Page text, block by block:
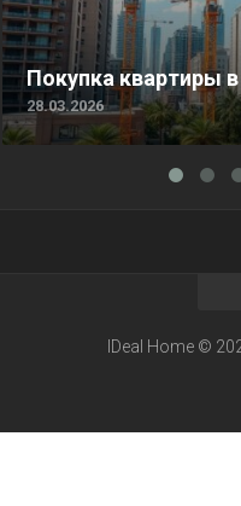
Покупка квартиры
28.03.2026
IDeal Home ©